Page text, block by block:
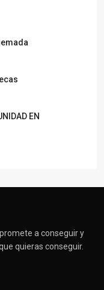
EN
a conseguir y
quieras conseguir.